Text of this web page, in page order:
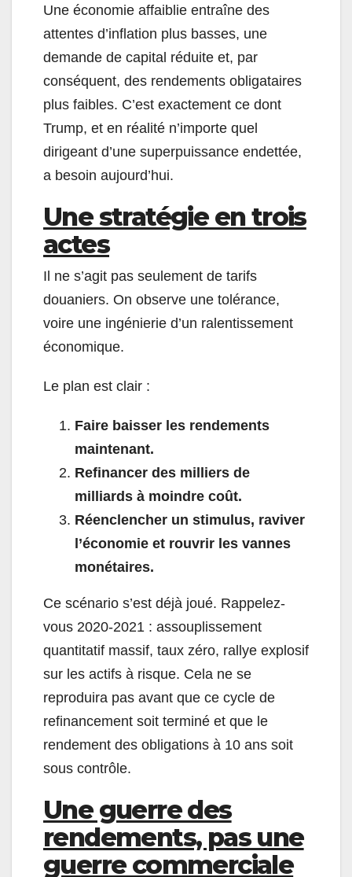
Une économie affaiblie entraîne des
attentes d’inflation plus basses, une
demande de capital réduite et, par
conséquent, des rendements obligataires
plus faibles. C’est exactement ce dont
Trump, et en réalité n’importe quel
dirigeant d’une superpuissance endettée,
a besoin aujourd’hui.
Une stratégie en trois
actes
Il ne s’agit pas seulement de tarifs
douaniers. On observe une tolérance,
voire une ingénierie d’un ralentissement
économique.
Le plan est clair :
Faire baisser les rendements
maintenant.
Refinancer des milliers de
milliards à moindre coût.
Réenclencher un stimulus, raviver
l’économie et rouvrir les vannes
monétaires.
Ce scénario s’est déjà joué. Rappelez-
vous 2020-2021 : assouplissement
quantitatif massif, taux zéro, rallye explosif
sur les actifs à risque. Cela ne se
reproduira pas avant que ce cycle de
refinancement soit terminé et que le
rendement des obligations à 10 ans soit
sous contrôle.
Une guerre des
rendements, pas une
guerre commerciale